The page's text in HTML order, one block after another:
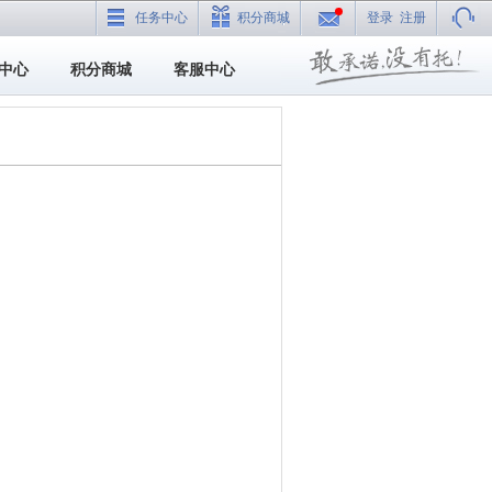
任务中心 积分商城 登录 注册
心 积分商城 客服中心